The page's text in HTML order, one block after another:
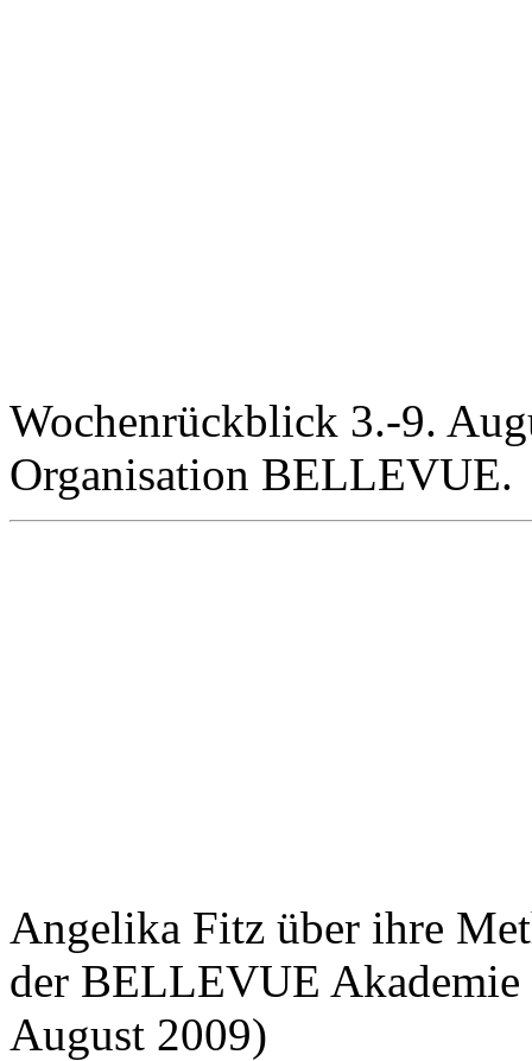
Wochenrückblick 3.-9.
Organisation BELLEVUE.
Angelika Fitz über ihre
der BELLEVUE Akademie
August 2009)